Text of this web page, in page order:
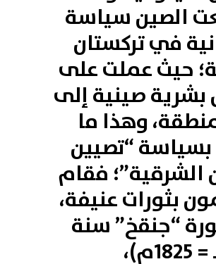
الصين سياسة
في تركستان
حيث عملت على
بشرية صينية إلى
وهذا ما
“تصيين
الشرقية”؛ فقام
بثورات عنيفة،
“جنقخ” سنة
(1241هـ = 1825م)،